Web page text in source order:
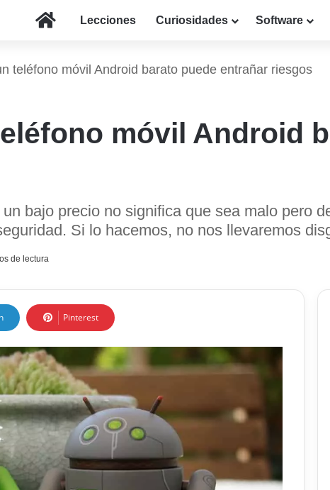
InicioLecciones Curiosidades Software
teléfono móvil Android barato puede entrañar riesgos
móvil Android
bajo precio no significa que sea malo pero
Si lo hacemos, no nos llevaremos
de lectura
Pinterest